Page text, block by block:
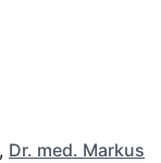
, Dr. med. Markus